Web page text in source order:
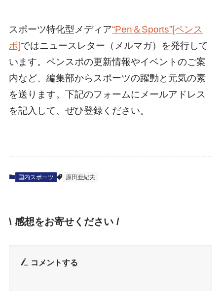
スポーツ特化型メディア“Pen＆Sports”[ペンス
ポ]ではニュースレター（メルマガ）を発行して
います。ペンスポの更新情報やイベントのご案
内など、編集部からスポーツの躍動と元気の素
を送ります。下記のフォームにメールアドレス
を記入して、ぜひ登録ください。
国内スポーツ 原田亜紀夫
\ 感想をお寄せください /
コメントする